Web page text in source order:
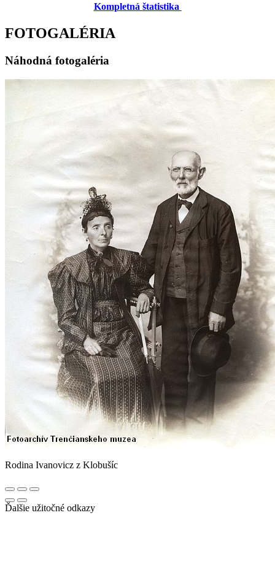
Kompletná štatistika
FOTOGALÉRIA
Náhodná fotogaléria
Rodina Ivanovicz z Klobušíc
Ďalšie užitočné odkazy